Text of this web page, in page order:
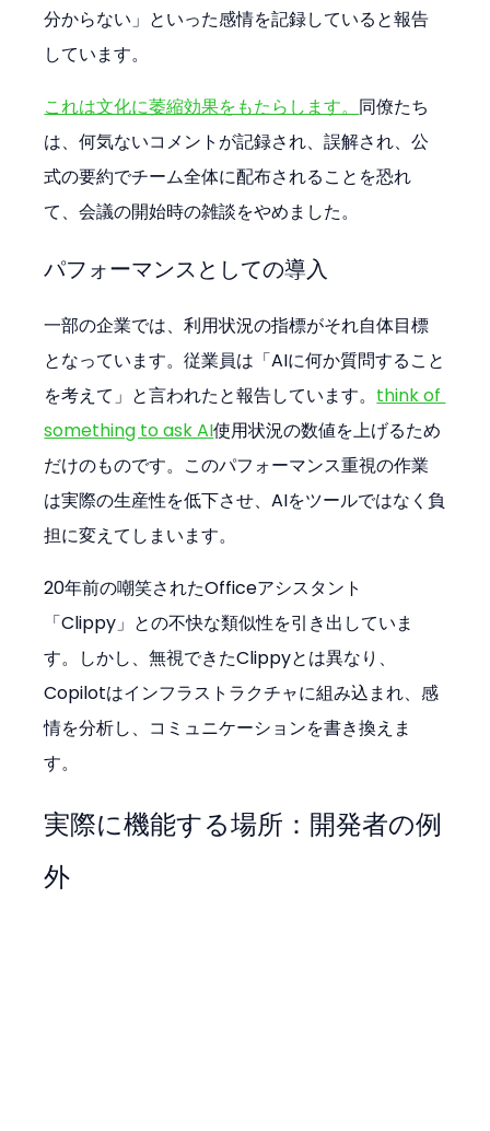
分からない」といった感情を記録していると報告
しています。
これは文化に萎縮効果をもたらします。 同僚たち
は、何気ないコメントが記録され、誤解され、公
式の要約でチーム全体に配布されることを恐れ
て、会議の開始時の雑談をやめました。
パフォーマンスとしての導入
一部の企業では、利用状況の指標がそれ自体目標
となっています。従業員は「AIに何か質問すること
を考えて」と言われたと報告しています。 think of
something to ask AI使用状況の数値を上げるため
だけのものです。このパフォーマンス重視の作業
は実際の生産性を低下させ、AIをツールではなく負
担に変えてしまいます。
20年前の嘲笑されたOfficeアシスタント
「Clippy」との不快な類似性を引き出していま
す。しかし、無視できたClippyとは異なり、
Copilotはインフラストラクチャに組み込まれ、感
情を分析し、コミュニケーションを書き換えま
す。
実際に機能する場所：開発者の例
外